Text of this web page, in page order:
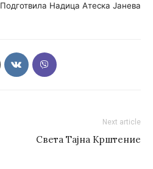
Подготвила Надица Атеска Јанева
Next article
Света Тајна Крштение